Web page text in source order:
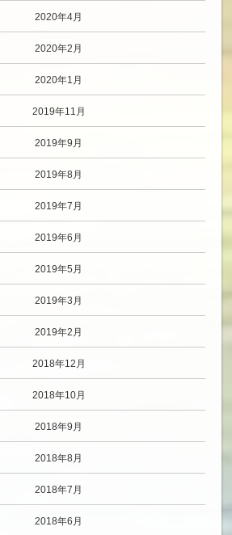
2020年4月
2020年2月
2020年1月
2019年11月
2019年9月
2019年8月
2019年7月
2019年6月
2019年5月
2019年3月
2019年2月
2018年12月
2018年10月
2018年9月
2018年8月
2018年7月
2018年6月